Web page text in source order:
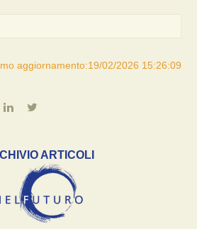
aggiornamento:19/02/2026 15:26:09
ARTICOLI